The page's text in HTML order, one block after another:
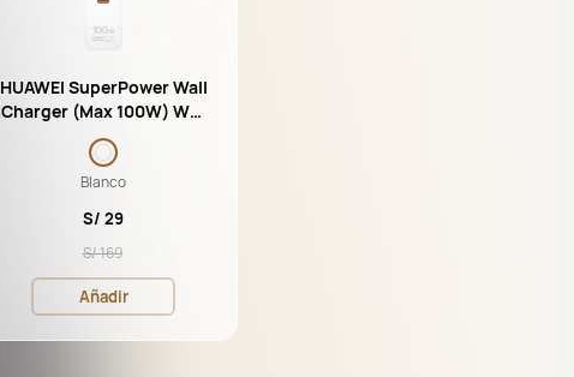
HUAWEI SuperPower Wall
Charger (Max 100W) Whi
te, Para Celular
Blanco
S/ 29
S/ 169
Añadir